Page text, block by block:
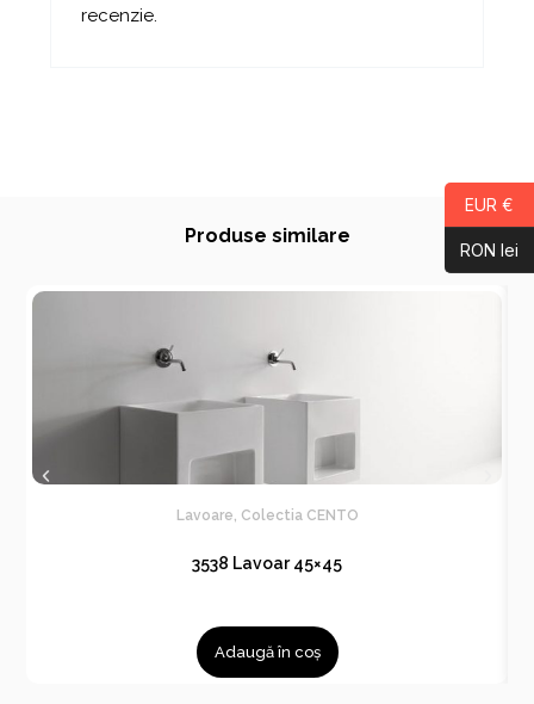
recenzie.
Produse similare
Lavoare Colectia CENTO
3538 Lavoar 45×45
Adaugă în coș
EUR €
RON lei